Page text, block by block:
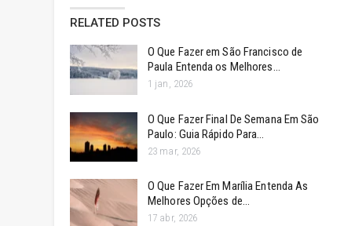
RELATED POSTS
O Que Fazer em São Francisco de
Paula Entenda os Melhores…
1 jan, 2026
O Que Fazer Final De Semana Em São
Paulo: Guia Rápido Para…
23 mar, 2026
O Que Fazer Em Marília Entenda As
Melhores Opções de…
17 abr, 2026